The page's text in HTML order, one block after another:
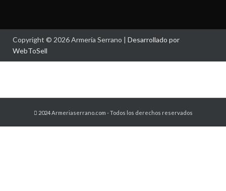
Copyright © 2026 Armería Serrano | Desarrollado por
WebToSell
2024 Armeriaserrano.com - Todos los derechos reservados